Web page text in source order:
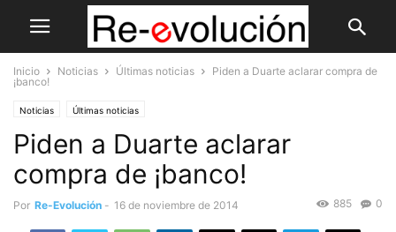
Inicio Noticias Últimas noticias
Piden a Duarte aclarar compra de
¡banco!
Noticias Últimas noticias
Piden a Duarte aclarar
compra de ¡banco!
Por Re-Evolución - 16 de noviembre de 2014 0
885